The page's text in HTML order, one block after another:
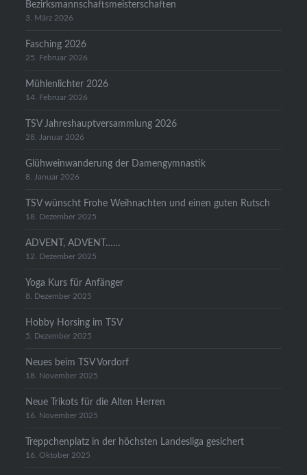
Bezirksmannschaftsmeisterschaften
3. März 2026
Fasching 2026
25. Februar 2026
Mühlenlichter 2026
14. Februar 2026
TSV Jahreshauptversammlung 2026
28. Januar 2026
Glühweinwanderung der Damengymnastik
8. Januar 2026
TSV wünscht Frohe Weihnachten und einen guten Rutsch
18. Dezember 2025
ADVENT, ADVENT……
12. Dezember 2025
Yoga Kurs für Anfänger
8. Dezember 2025
Hobby Horsing im TSV
5. Dezember 2025
Neues beim TSV Vordorf
18. November 2025
Neue Trikots für die Alten Herren
16. November 2025
Treppchenplatz in der höchsten Landesliga gesichert
16. Oktober 2025